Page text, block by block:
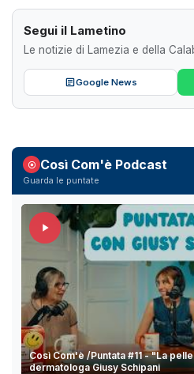
Segui il Lametino
Le notizie di Lamezia e della
Google News
Così Com'è Podcast
Guarda le puntate
Così Com'è /Puntata #11 - "La
dermatologa Giusy Schipani